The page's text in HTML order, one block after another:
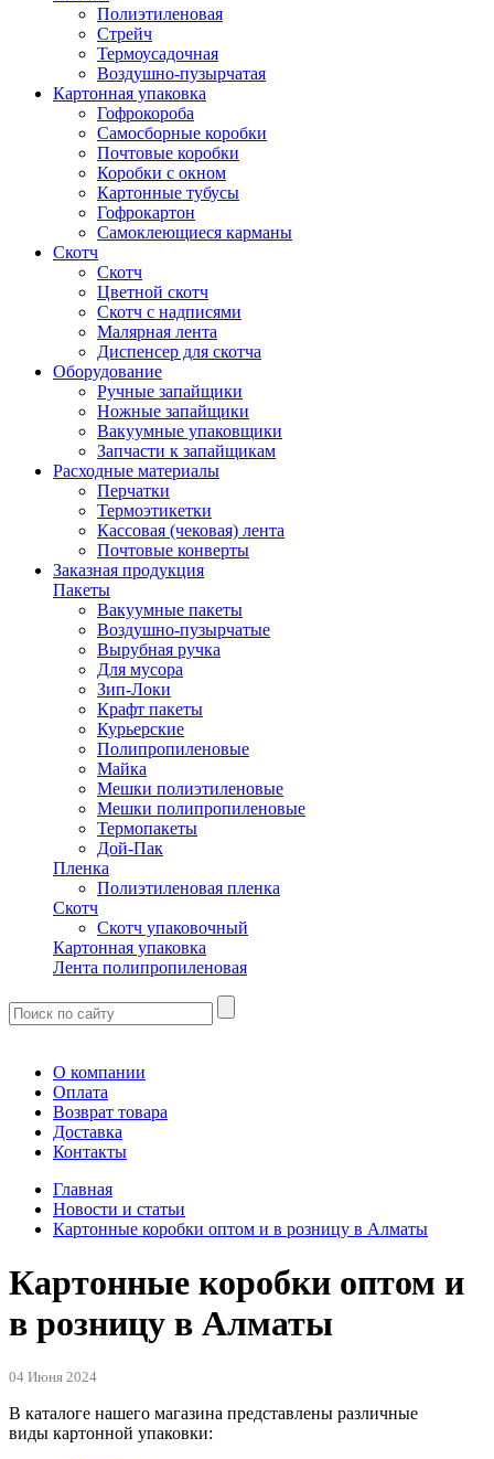
Полиэтиленовая
Стрейч
Термоусадочная
Воздушно-пузырчатая
Картонная упаковка
Гофрокороба
Самосборные коробки
Почтовые коробки
Коробки с окном
Картонные тубусы
Гофрокартон
Самоклеющиеся карманы
Скотч
Скотч
Цветной скотч
Скотч с надписями
Малярная лента
Диспенсер для скотча
Оборудование
Ручные запайщики
Ножные запайщики
Вакуумные упаковщики
Запчасти к запайщикам
Расходные материалы
Перчатки
Термоэтикетки
Кассовая (чековая) лента
Почтовые конверты
Заказная продукция
Пакеты
Вакуумные пакеты
Воздушно-пузырчатые
Вырубная ручка
Для мусора
Зип-Локи
Крафт пакеты
Курьерские
Полипропиленовые
Майка
Мешки полиэтиленовые
Мешки полипропиленовые
Термопакеты
Дой-Пак
Пленка
Полиэтиленовая пленка
Скотч
Скотч упаковочный
Картонная упаковка
Лента полипропиленовая
О компании
Оплата
Возврат товара
Доставка
Контакты
Главная
Новости и статьи
Картонные коробки оптом и в розницу в Алматы
Картонные коробки оптом и
в розницу в Алматы
04 Июня 2024
В каталоге нашего магазина представлены различные
виды картонной упаковки: